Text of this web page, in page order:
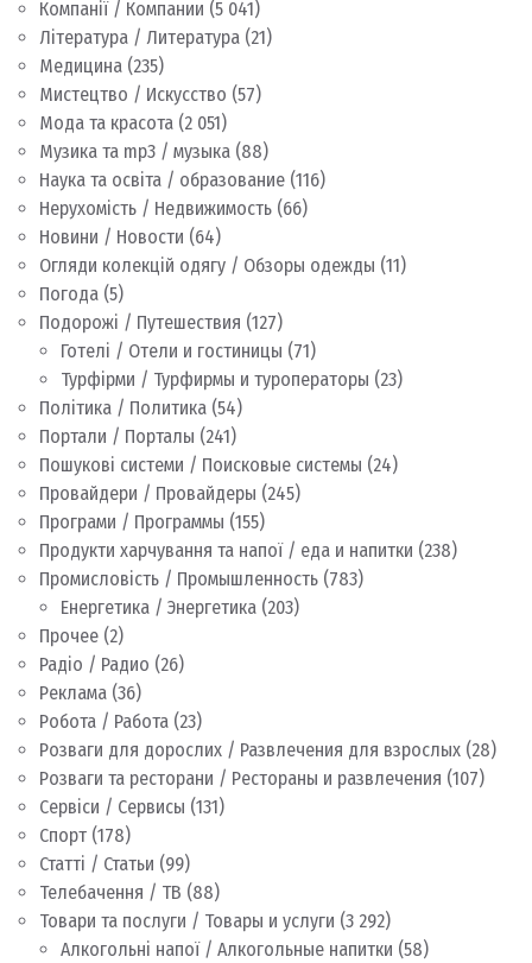
Компанії / Компании (5 041)
Література / Литература (21)
Медицина (235)
Мистецтво / Искусство (57)
Мода та красота (2 051)
Музика та mp3 / музыка (88)
Наука та освіта / образование (116)
Нерухомість / Недвижимость (66)
Новини / Новости (64)
Огляди колекцій одягу / Обзоры одежды (11)
Погода (5)
Подорожі / Путешествия (127)
Готелі / Отели и гостиницы (71)
Турфірми / Турфирмы и туроператоры (23)
Політика / Политика (54)
Портали / Порталы (241)
Пошукові системи / Поисковые системы (24)
Провайдери / Провайдеры (245)
Програми / Программы (155)
Продукти харчування та напої / еда и напитки (238)
Промисловість / Промышленность (783)
Енергетика / Энергетика (203)
Прочее (2)
Радіо / Радио (26)
Реклама (36)
Робота / Работа (23)
Розваги для дорослих / Развлечения для взрослых (28)
Розваги та ресторани / Рестораны и развлечения (107)
Сервіси / Сервисы (131)
Спорт (178)
Статті / Статьи (99)
Телебачення / ТВ (88)
Товари та послуги / Товары и услуги (3 292)
Алкогольні напої / Алкогольные напитки (58)